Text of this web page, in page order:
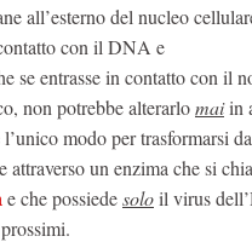
all’esterno del nucleo
con il DNA e
se entrasse in contatto con il
non potrebbe alterarlomaiin
l’unico modo per trasformarsi
attraverso un enzima che si
e che possiedesoloil virus